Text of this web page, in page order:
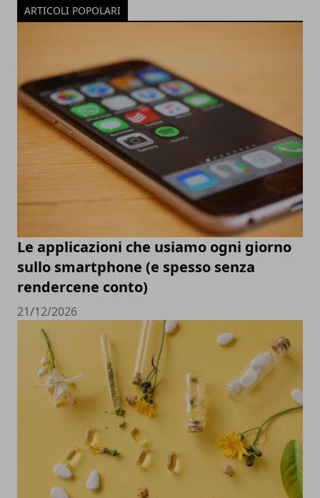
ARTICOLI POPOLARI
Le applicazioni che usiamo ogni giorno
sullo smartphone (e spesso senza
rendercene conto)
21/12/2026